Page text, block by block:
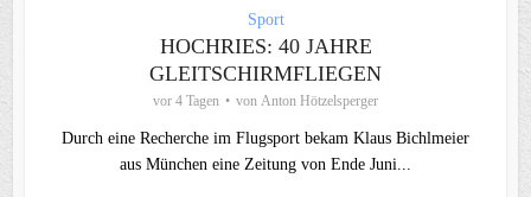
Sport
HOCHRIES: 40 JAHRE
GLEITSCHIRMFLIEGEN
vor 4 Tagen von Anton Hötzelsperger
Durch eine Recherche im Flugsport bekam Klaus Bichlmeier
aus München eine Zeitung von Ende Juni...